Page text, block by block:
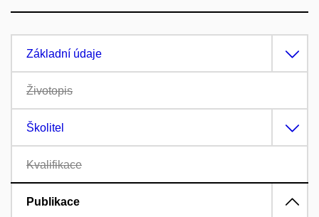
Základní údaje
Životopis
Školitel
Kvalifikace
Publikace